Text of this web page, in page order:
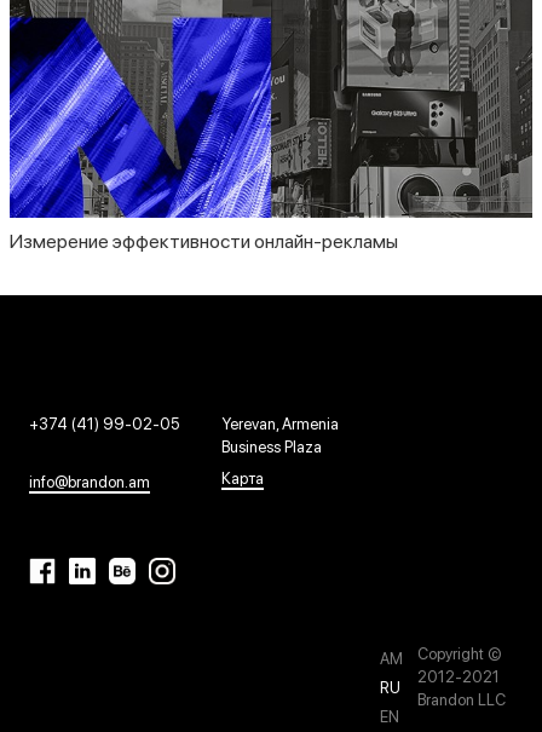
Измерение эффективности онлайн-рекламы
+374 (41) 99-02-05
info@brandon.am
Yerevan, Armenia
Business Plaza
Карта
AM
RU
EN
Copyright ©
2012-2021
Brandon LLC